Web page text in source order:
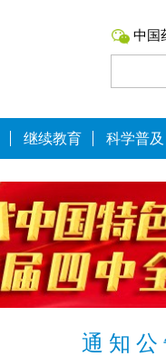
中国
继续教育 科学普及
通 知 公